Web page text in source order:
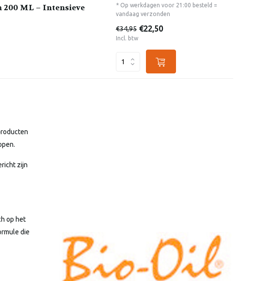
ML – Intensieve
* Op werkdagen voor 21:00 besteld =
vandaag verzonden
€34,95 €22,50
Incl. btw
zijn
op het
die